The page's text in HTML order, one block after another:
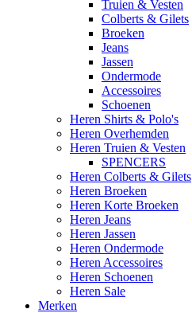
Truien & Vesten
Colberts & Gilets
Broeken
Jeans
Jassen
Ondermode
Accessoires
Schoenen
Heren Shirts & Polo's
Heren Overhemden
Heren Truien & Vesten
SPENCERS
Heren Colberts & Gilets
Heren Broeken
Heren Korte Broeken
Heren Jeans
Heren Jassen
Heren Ondermode
Heren Accessoires
Heren Schoenen
Heren Sale
Merken